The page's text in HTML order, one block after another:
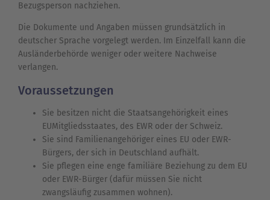
Bezugsperson nachziehen.
Die Dokumente und Angaben müssen grundsätzlich in
deutscher Sprache vorgelegt werden. Im Einzelfall kann die
Ausländerbehörde weniger oder weitere Nachweise
verlangen.
Voraussetzungen
Sie besitzen nicht die Staatsangehörigkeit eines
EUMitgliedsstaates, des EWR oder der Schweiz.
Sie sind Familienangehöriger eines EU oder EWR-
Bürgers, der sich in Deutschland aufhält.
Sie pflegen eine enge familiäre Beziehung zu dem EU
oder EWR-Bürger (dafür müssen Sie nicht
zwangsläufig zusammen wohnen).